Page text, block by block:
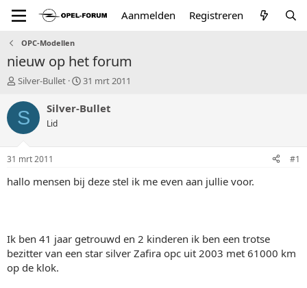
Aanmelden Registreren
OPC-Modellen
nieuw op het forum
T
p
i
a
r
Silver-Bullet
S
a
u
m
31 mrt 2011
S Silver-Bullet
Lid
31 mrt 2011 #1
hallo mensen bij deze stel ik me even aan jullie voor.
Ik ben 41 jaar getrouwd en 2 kinderen ik ben een trotse
bezitter van een star silver Zafira opc uit 2003 met 61000 km
op de klok.